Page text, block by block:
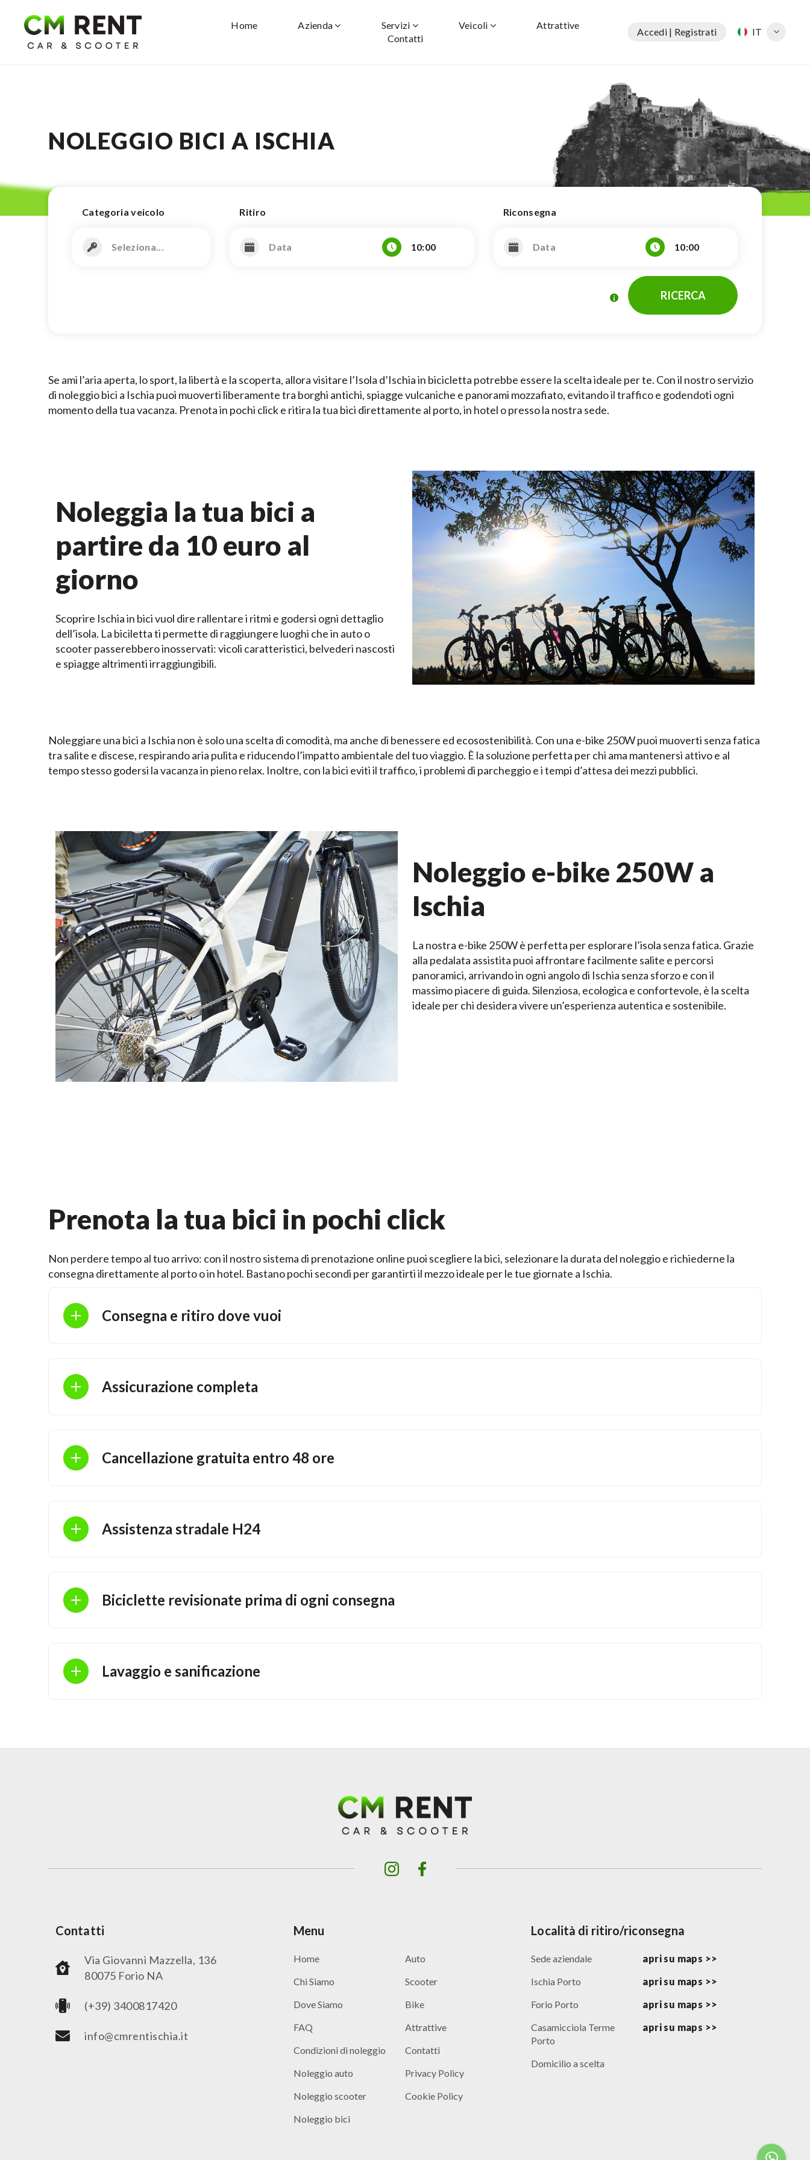
Home Azienda Servizi Veicoli
Attrattive
Contatti
Accedi | Registrati IT
NOLEGGIO BICI A ISCHIA
Categoria veicolo
Seleziona...
Ritiro
10:00
Riconsegna
10:00
RICERCA
Se ami l’aria aperta, lo sport, la libertà e la scoperta, allora visitare l’Isola d’Ischia in bicicletta potrebbe essere la scelta ideale per te. Con il nostro servizio
di noleggio bici a Ischia puoi muoverti liberamente tra borghi antichi, spiagge vulcaniche e panorami mozzafiato, evitando il traffico e godendoti ogni
momento della tua vacanza. Prenota in pochi click e ritira la tua bici direttamente al porto, in hotel o presso la nostra sede.
Noleggia la tua bici a
partire da 10 euro al
giorno
Scoprire Ischia in bici vuol dire rallentare i ritmi e godersi ogni dettaglio
dell’isola. La biciletta ti permette di raggiungere luoghi che in auto o
scooter passerebbero inosservati: vicoli caratteristici, belvederi nascosti
e spiagge altrimenti irraggiungibili.
Noleggiare una bici a Ischia non è solo una scelta di comodità, ma anche di benessere ed ecosostenibilità. Con una e-bike 250W puoi muoverti senza fatica
tra salite e discese, respirando aria pulita e riducendo l’impatto ambientale del tuo viaggio. È la soluzione perfetta per chi ama mantenersi attivo e al
tempo stesso godersi la vacanza in pieno relax. Inoltre, con la bici eviti il traffico, i problemi di parcheggio e i tempi d’attesa dei mezzi pubblici.
Noleggio e-bike 250W a
Ischia
La nostra e-bike 250W è perfetta per esplorare l’isola senza fatica. Grazie
alla pedalata assistita puoi affrontare facilmente salite e percorsi
panoramici, arrivando in ogni angolo di Ischia senza sforzo e con il
massimo piacere di guida. Silenziosa, ecologica e confortevole, è la scelta
ideale per chi desidera vivere un’esperienza autentica e sostenibile.
Prenota la tua bici in pochi click
Non perdere tempo al tuo arrivo: con il nostro sistema di prenotazione online puoi scegliere la bici, selezionare la durata del noleggio e richiederne la
consegna direttamente al porto o in hotel. Bastano pochi secondi per garantirti il mezzo ideale per le tue giornate a Ischia.
Consegna e ritiro dove vuoi
Assicurazione completa
Cancellazione gratuita entro 48 ore
Assistenza stradale H24
Biciclette revisionate prima di ogni consegna
Lavaggio e sanificazione
Contatti
Via Giovanni Mazzella, 136
80075 Forio NA
(+39) 3400817420
info@cmrentischia.it
Menu
Home
Chi Siamo
Dove Siamo
FAQ
Condizioni di noleggio
Noleggio auto
Noleggio scooter
Noleggio bici
Auto
Scooter
Bike
Attrattive
Contatti
Privacy Policy
Cookie Policy
Località di ritiro/riconsegna
Sede aziendale
apri su maps >>
Ischia Porto
apri su maps >>
Forio Porto
apri su maps >>
Casamicciola Terme
Porto
apri su maps >>
Domicilio a scelta